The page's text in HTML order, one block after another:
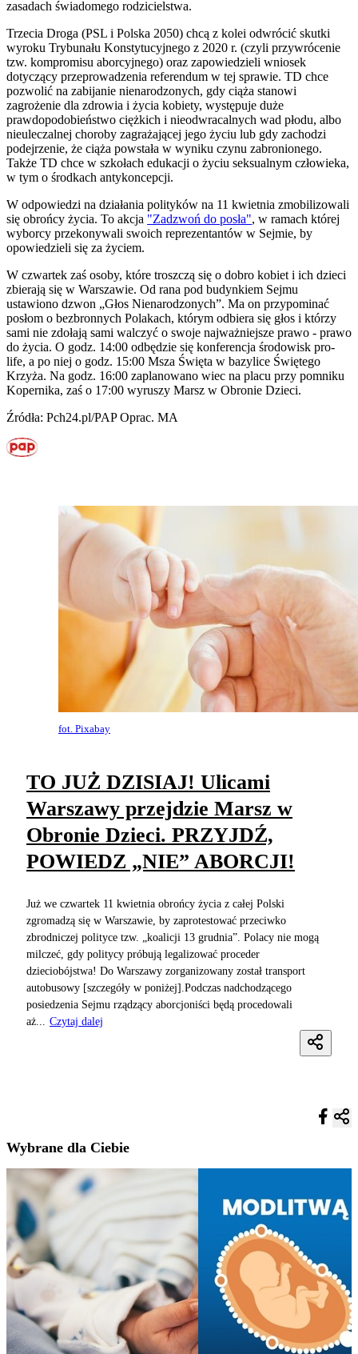
zasadach świadomego rodzicielstwa.
Trzecia Droga (PSL i Polska 2050) chcą z kolei odwrócić skutki
wyroku Trybunału Konstytucyjnego z 2020 r. (czyli przywrócenie
tzw. kompromisu aborcyjnego) oraz zapowiedzieli wniosek
dotyczący przeprowadzenia referendum w tej sprawie. TD chce
pozwolić na zabijanie nienarodzonych, gdy ciąża stanowi
zagrożenie dla zdrowia i życia kobiety, występuje duże
prawdopodobieństwo ciężkich i nieodwracalnych wad płodu, albo
nieuleczalnej choroby zagrażającej jego życiu lub gdy zachodzi
podejrzenie, że ciąża powstała w wyniku czynu zabronionego.
Także TD chce w szkołach edukacji o życiu seksualnym człowieka,
w tym o środkach antykoncepcji.
W odpowiedzi na działania polityków na 11 kwietnia zmobilizowali
się obrońcy życia. To akcja "Zadzwoń do posła", w ramach której
wyborcy przekonywali swoich reprezentantów w Sejmie, by
opowiedzieli się za życiem.
W czwartek zaś osoby, które troszczą się o dobro kobiet i ich dzieci
zbierają się w Warszawie. Od rana pod budynkiem Sejmu
ustawiono dzwon „Głos Nienarodzonych”. Ma on przypominać
posłom o bezbronnych Polakach, którym odbiera się głos i którzy
sami nie zdołają sami walczyć o swoje najważniejsze prawo - prawo
do życia. O godz. 14:00 odbędzie się konferencja środowisk pro-
life, a po niej o godz. 15:00 Msza Święta w bazylice Świętego
Krzyża. Na godz. 16:00 zaplanowano wiec na placu przy pomniku
Kopernika, zaś o 17:00 wyruszy Marsz w Obronie Dzieci.
Źródła: Pch24.pl/PAP Oprac. MA
fot. Pixabay
TO JUŻ DZISIAJ! Ulicami
Warszawy przejdzie Marsz w
Obronie Dzieci. PRZYJDŹ,
POWIEDZ „NIE” ABORCJI!
Już we czwartek 11 kwietnia obrońcy życia z całej Polski
zgromadzą się w Warszawie, by zaprotestować przeciwko
zbrodniczej polityce tzw. „koalicji 13 grudnia”. Polacy nie mogą
milczeć, gdy politycy próbują legalizować proceder
dzieciobójstwa! Do Warszawy zorganizowany został transport
autobusowy [szczegóły w poniżej].Podczas nadchodzącego
posiedzenia Sejmu rządzący aborcjoniści będą procedowali
aż...
Czytaj dalej
Wybrane dla Ciebie